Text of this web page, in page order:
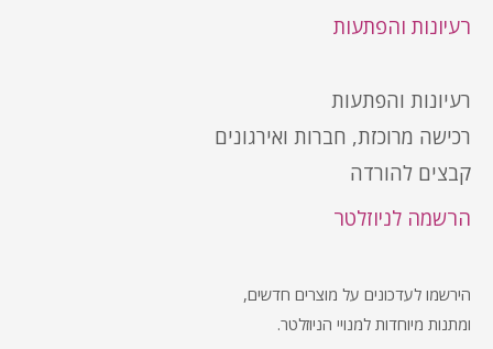
רעיונות והפתעות
רעיונות והפתעות
רכישה מרוכזת, חברות ואירגונים
קבצים להורדה
הרשמה לניוזלטר
הירשמו לעדכונים על מוצרים חדשים,
ומתנות מיוחדות למנויי הניוזלטר.